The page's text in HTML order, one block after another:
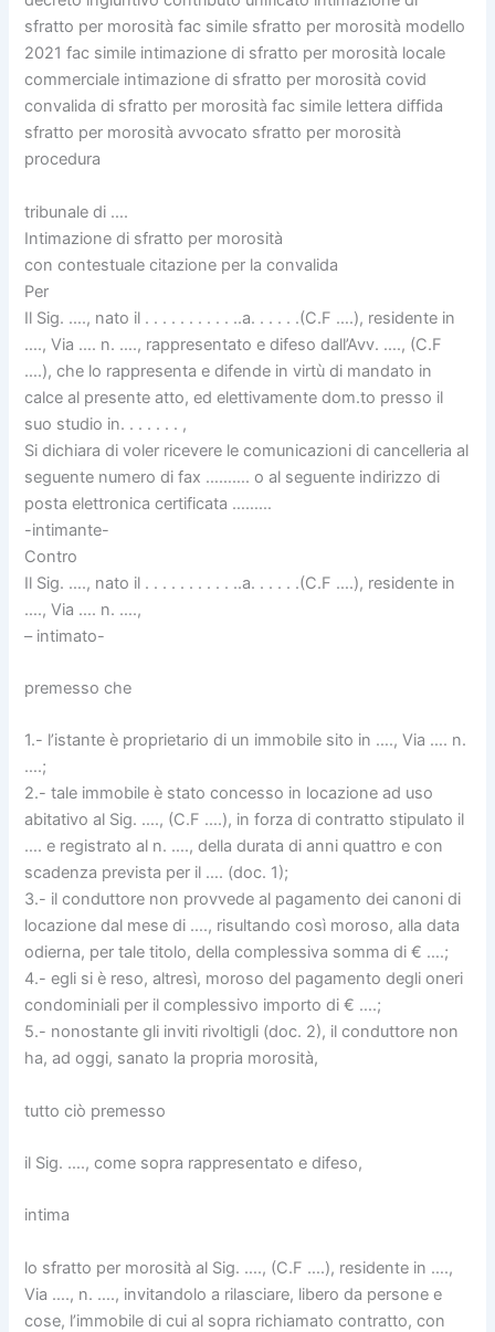
sfratto per morosità fac simile sfratto per morosità modello
2021 fac simile intimazione di sfratto per morosità locale
commerciale intimazione di sfratto per morosità covid
convalida di sfratto per morosità fac simile lettera diffida
sfratto per morosità avvocato sfratto per morosità
procedura
tribunale di ….
Intimazione di sfratto per morosità
con contestuale citazione per la convalida
Per
Il Sig. …., nato il . . . . . . . . . . ..a. . . . . .(C.F ….), residente in
…., Via …. n. …., rappresentato e difeso dall’Avv. …., (C.F
….), che lo rappresenta e difende in virtù di mandato in
calce al presente atto, ed elettivamente dom.to presso il
suo studio in. . . . . . . ,
Si dichiara di voler ricevere le comunicazioni di cancelleria al
seguente numero di fax ………. o al seguente indirizzo di
posta elettronica certificata ………
-intimante-
Contro
Il Sig. …., nato il . . . . . . . . . . ..a. . . . . .(C.F ….), residente in
…., Via …. n. ….,
– intimato-
premesso che
1.- l’istante è proprietario di un immobile sito in …., Via …. n.
….;
2.- tale immobile è stato concesso in locazione ad uso
abitativo al Sig. …., (C.F ….), in forza di contratto stipulato il
…. e registrato al n. …., della durata di anni quattro e con
scadenza prevista per il …. (doc. 1);
3.- il conduttore non provvede al pagamento dei canoni di
locazione dal mese di …., risultando così moroso, alla data
odierna, per tale titolo, della complessiva somma di € ….;
4.- egli si è reso, altresì, moroso del pagamento degli oneri
condominiali per il complessivo importo di € ….;
5.- nonostante gli inviti rivoltigli (doc. 2), il conduttore non
ha, ad oggi, sanato la propria morosità,
tutto ciò premesso
il Sig. …., come sopra rappresentato e difeso,
intima
lo sfratto per morosità al Sig. …., (C.F ….), residente in ….,
Via …., n. …., invitandolo a rilasciare, libero da persone e
cose, l’immobile di cui al sopra richiamato contratto, con